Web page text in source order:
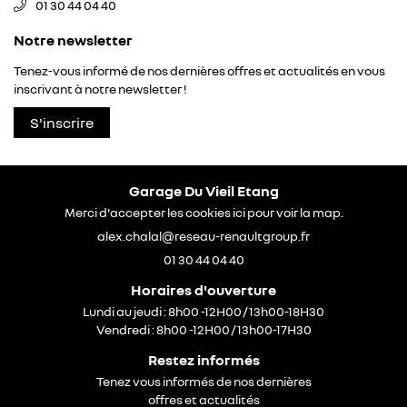
CONTACT
01 30 44 04 40
Notre newsletter
Tenez-vous informé de nos dernières offres et actualités en vous
inscrivant à notrenewsletter !
S'inscrire
Garage Du Vieil Etang
Merci d'accepter les cookiesicipour voir la map.
01 30 44 04 40
Horaires d'ouverture
Lundi au jeudi : 8h00 -12H00 / 13h00-18H30
Vendredi : 8h00 -12H00 / 13h00-17H30
Restez informés
Tenez vous informés de nos dernières
offres et actualités